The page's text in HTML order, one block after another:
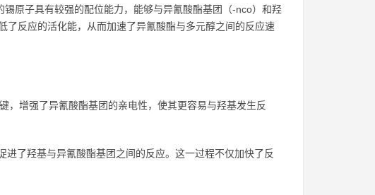
原子具有较强的配位能力，能够与异氰酸酯基团（-nco）和羟
反应的活化能，从而加速了异氰酸酯与多元醇之间的反应速
，增强了异氰酸酯基团的亲电性，使其更容易与羟基发生反
了羟基与异氰酸酯基团之间的反应。这一过程不仅加快了反